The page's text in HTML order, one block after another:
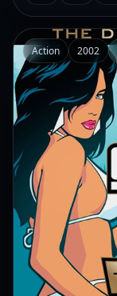
Action 2002